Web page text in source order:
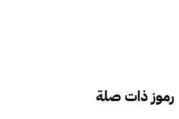
رموز ذات صلة